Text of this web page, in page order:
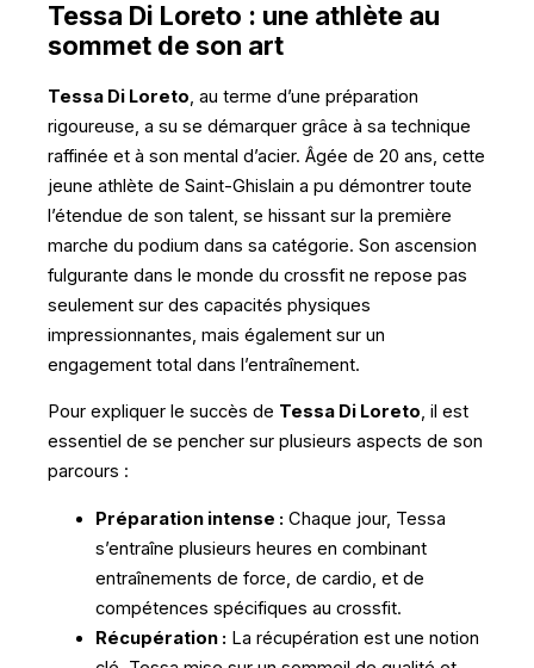
Tessa Di Loreto : une athlète au
sommet de son art
Tessa Di Loreto, au terme d’une préparation
rigoureuse, a su se démarquer grâce à sa technique
raffinée et à son mental d’acier. Âgée de 20 ans, cette
jeune athlète de Saint-Ghislain a pu démontrer toute
l’étendue de son talent, se hissant sur la première
marche du podium dans sa catégorie. Son ascension
fulgurante dans le monde du crossfit ne repose pas
seulement sur des capacités physiques
impressionnantes, mais également sur un
engagement total dans l’entraînement.
Pour expliquer le succès de Tessa Di Loreto, il est
essentiel de se pencher sur plusieurs aspects de son
parcours :
Préparation intense : Chaque jour, Tessa
s’entraîne plusieurs heures en combinant
entraînements de force, de cardio, et de
compétences spécifiques au crossfit.
Récupération : La récupération est une notion